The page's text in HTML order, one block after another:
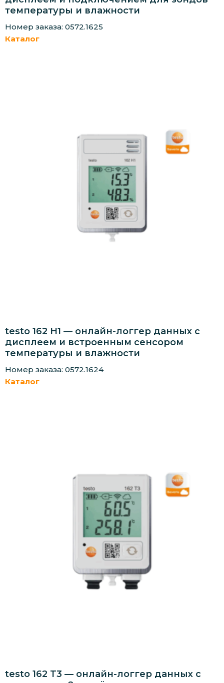
температуры и влажности
Номер заказа: 0572.1625
Каталог
testo 162 H1 — онлайн-логгер данных с
дисплеем и встроенным сенсором
температуры и влажности
Номер заказа: 0572.1624
Каталог
testo 162 T3 — онлайн-логгер данных с